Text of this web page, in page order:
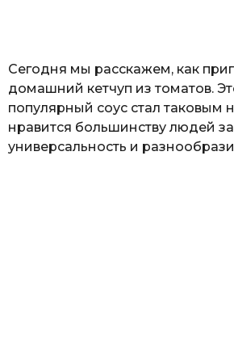
Сегодня мы расскажем, как
домашний кетчуп из томатов.
популярный соус стал таковым
нравится большинству людей за
универсальность и